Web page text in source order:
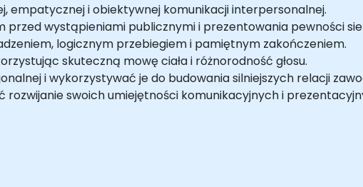
empatycznej i obiektywnej komunikacji interpersonalnej.
wystąpieniami publicznymi i prezentowania pewności
logicznym przebiegiem i pamiętnym zakończeniem.
skuteczną mowę ciała i różnorodność głosu.
i wykorzystywać je do budowania silniejszych relacji
rozwijanie swoich umiejętności komunikacyjnych i